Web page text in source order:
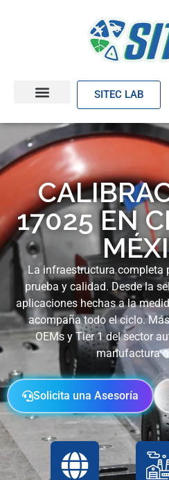
SITEC LAB
17025 EN
La infraestructura completa
prueba y calidad. Desde la
aplicaciones hechas a la
acompaña todo el ciclo.
OEMs y Tier 1 del sector
manufactura
Solicita una Asesoría